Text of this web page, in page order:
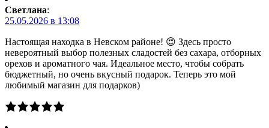
Светлана:
25.05.2026 в 13:08
Настоящая находка в Невском районе! 😍 Здесь просто
невероятный выбор полезных сладостей без сахара, отборных
орехов и ароматного чая. Идеальное место, чтобы собрать
бюджетный, но очень вкусный подарок. Теперь это мой
любимый магазин для подарков)